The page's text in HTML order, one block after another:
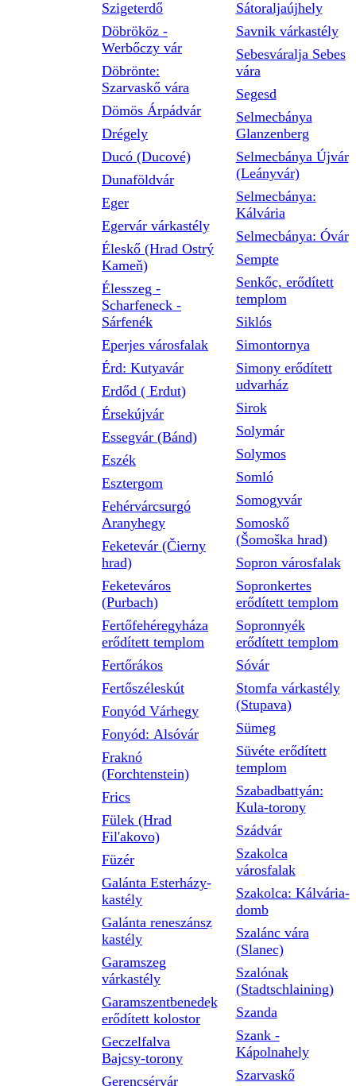
Szigeterdő
Döbrököz -
Werbőczy vár
Döbrönte:
Szarvaskő vára
Dömös Árpádvár
Drégely
Ducó (Ducové)
Dunaföldvár
Eger
Egervár várkastély
Éleskő (Hrad Ostrý
Kameň)
Élesszeg -
Scharfeneck -
Sárfenék
Eperjes városfalak
Érd: Kutyavár
Erdőd ( Erdut)
Érsekújvár
Essegvár (Bánd)
Eszék
Esztergom
Fehérvárcsurgó
Aranyhegy
Feketevár (Čierny
hrad)
Feketeváros
(Purbach)
Fertőfehéregyháza
erődített templom
Fertőrákos
Fertőszéleskút
Fonyód Várhegy
Fonyód: Alsóvár
Fraknó
(Forchtenstein)
Frics
Fülek (Hrad
Fil'akovo)
Füzér
Galánta Esterházy-
kastély
Galánta reneszánsz
kastély
Garamszeg
várkastély
Garamszentbenedek
erődített kolostor
Geczelfalva
Bajcsy-torony
Gerencsérvár
Sátoraljaújhely
Savnik várkastély
Sebesváralja Sebes
vára
Segesd
Selmecbánya
Glanzenberg
Selmecbánya Újvár
(Leányvár)
Selmecbánya:
Kálvária
Selmecbánya: Óvár
Sempte
Senkőc, erődített
templom
Siklós
Simontornya
Simony erődített
udvarház
Sirok
Solymár
Solymos
Somló
Somogyvár
Somoskő
(Šomoška hrad)
Sopron városfalak
Sopronkertes
erődített templom
Sopronnyék
erődített templom
Sóvár
Stomfa várkastély
(Stupava)
Sümeg
Süvéte erődített
templom
Szabadbattyán:
Kula-torony
Szádvár
Szakolca
városfalak
Szakolca: Kálvária-
domb
Szalánc vára
(Slanec)
Szalónak
(Stadtschlaining)
Szanda
Szank -
Kápolnahely
Szarvaskő